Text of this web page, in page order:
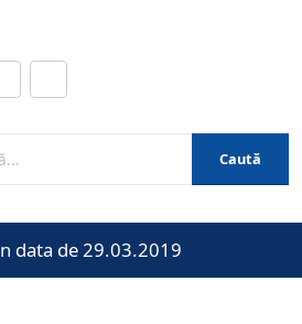
Caută
data de 29.03.2019